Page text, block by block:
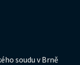
soudu v Brně